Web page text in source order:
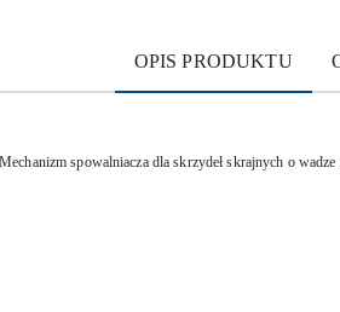
OPIS PRODUKTU
spowalniacza dla skrzydeł skrajnych o wadze